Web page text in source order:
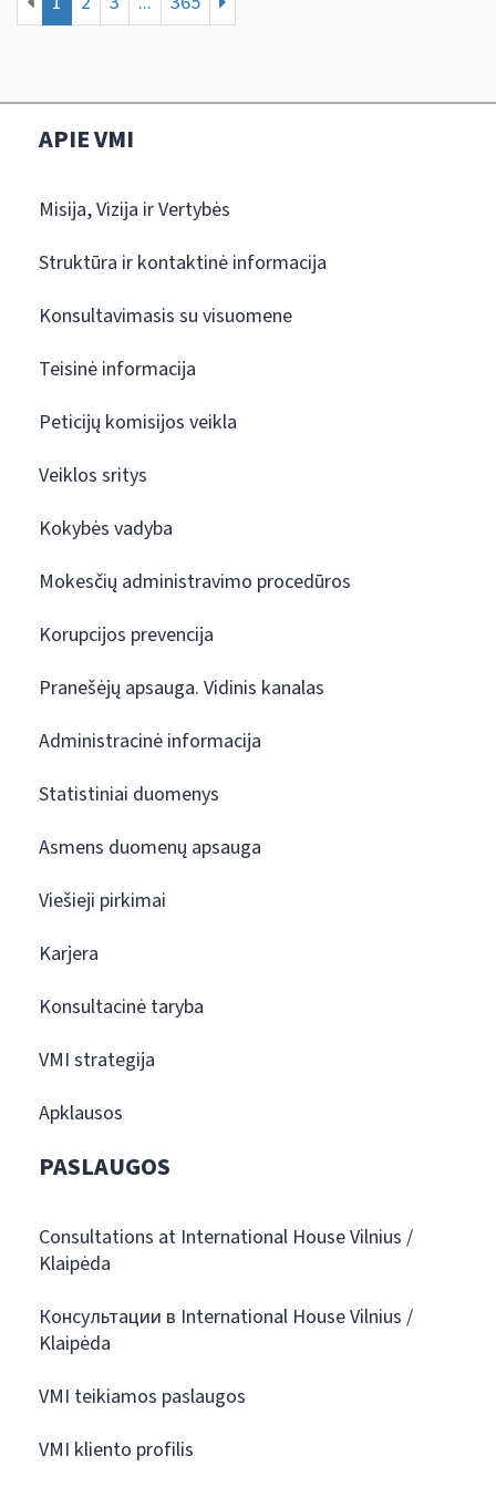
APIE VMI
Misija, Vizija ir Vertybės
Struktūra ir kontaktinė informacija
Konsultavimasis su visuomene
Teisinė informacija
Peticijų komisijos veikla
Veiklos sritys
Kokybės vadyba
Mokesčių administravimo procedūros
Korupcijos prevencija
Pranešėjų apsauga. Vidinis kanalas
Administracinė informacija
Statistiniai duomenys
Asmens duomenų apsauga
Viešieji pirkimai
Karjera
Konsultacinė taryba
VMI strategija
Apklausos
PASLAUGOS
Consultations at International House Vilnius /
Klaipėda
Консультации в International House Vilnius /
Klaipėda
VMI teikiamos paslaugos
VMI kliento profilis